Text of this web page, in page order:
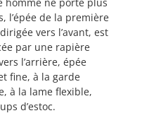
l’épée de la première
vers l’avant, est
par une rapière
l’arrière, épée
fine, à la garde
à la lame flexible,
d’estoc.